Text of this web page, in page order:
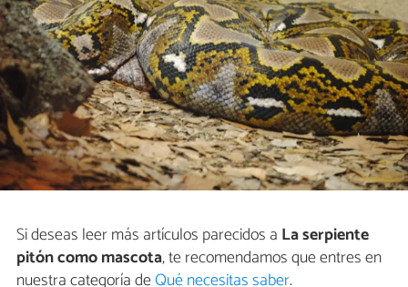
Si deseas leer más artículos parecidos a La serpiente
pitón como mascota, te recomendamos que entres en
nuestra categoría deQué necesitas saber.